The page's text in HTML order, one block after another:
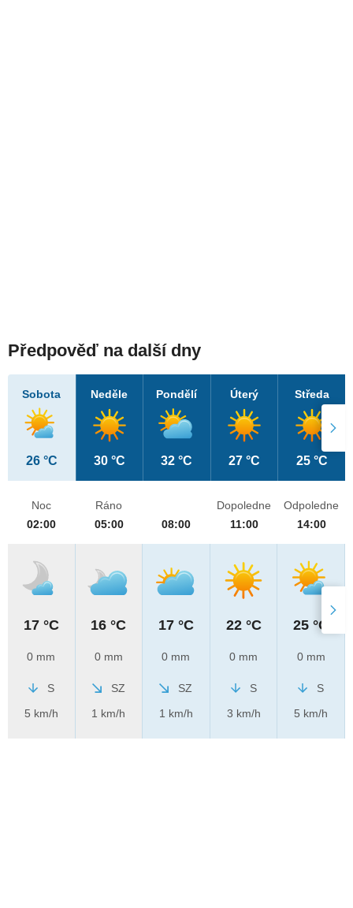
Předpověď na další dny
Sobota
26 °C
Neděle
30 °C
Pondělí
32 °C
Úterý
27 °C
Středa
25 °C
Noc
02:00
17 °C
0 mm
S
5 km/h
Ráno
05:00
16 °C
0 mm
SZ
1 km/h
08:00
17 °C
0 mm
SZ
1 km/h
Dopoledne
11:00
22 °C
0 mm
S
3 km/h
Odpoledne
14:00
25 °C
0 mm
S
5 km/h